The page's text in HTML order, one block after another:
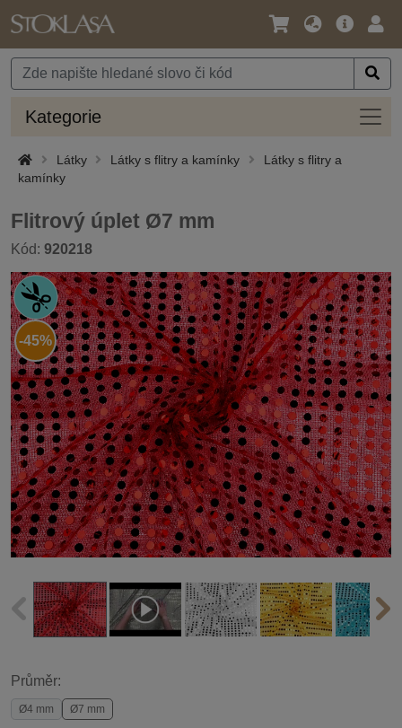
Jazyk
Měna
Hlavní
Kategorie
Látky Látky s flitry a kamínky
Látky s flitry a
kamínky
Flitrový úplet Ø7 mm
Kód: 920218
-45%
Průměr:
Ø4 mm Ø7 mm